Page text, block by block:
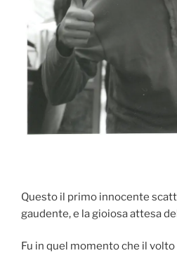
Questo il primo innocente
gaudente, e la gioiosa attesa
Fu in quel momento che il